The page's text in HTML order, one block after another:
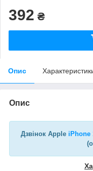
392 ₴
Опис
Опис
Дзвінок Apple iPhone